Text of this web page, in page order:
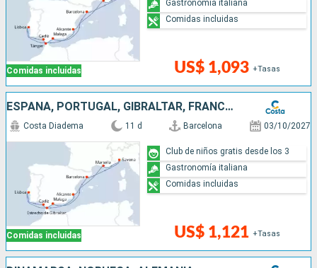
Comidas incluidas US$ 1,093 +Tasas
Gastronomía italiana
Comidas incluidas
ESPAÑA, PORTUGAL, GIBRALTAR, FRANCIA, ITALIA
Comidas incluidas
Costa Diadema 11 d Barcelona 03/10/2027
US$ 1,121 +Tasas
Club de niños gratis desde los 3
Gastronomía italiana
Comidas incluidas